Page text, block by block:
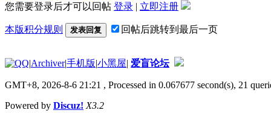
您需要登录后才可以回帖 登录 | 立即注册
本版积分规则 发表回复 回帖后跳转到最后一页
|Archiver|手机版|小黑屋| 爱盲论坛
GMT+8, 2026-8-6 21:21 , Processed in 0.067677 second(s), 21
Powered by Discuz! X3.2